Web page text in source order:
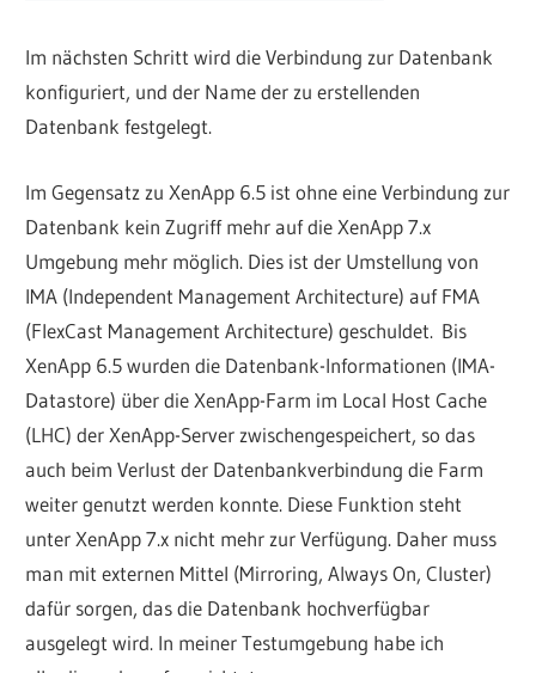
Im nächsten Schritt wird die Verbindung zur Datenbank
konfiguriert, und der Name der zu erstellenden
Datenbank festgelegt.
Im Gegensatz zu XenApp 6.5 ist ohne eine Verbindung zur
Datenbank kein Zugriff mehr auf die XenApp 7.x
Umgebung mehr möglich. Dies ist der Umstellung von
IMA (Independent Management Architecture) auf FMA
(FlexCast Management Architecture) geschuldet. Bis
XenApp 6.5 wurden die Datenbank-Informationen (IMA-
Datastore) über die XenApp-Farm im Local Host Cache
(LHC) der XenApp-Server zwischengespeichert, so das
auch beim Verlust der Datenbankverbindung die Farm
weiter genutzt werden konnte. Diese Funktion steht
unter XenApp 7.x nicht mehr zur Verfügung. Daher muss
man mit externen Mittel (Mirroring, Always On, Cluster)
dafür sorgen, das die Datenbank hochverfügbar
ausgelegt wird. In meiner Testumgebung habe ich